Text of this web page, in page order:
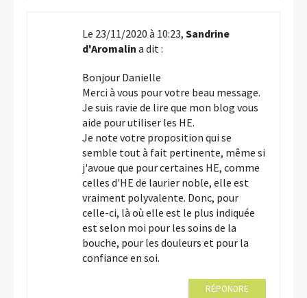
Le 23/11/2020 à 10:23, Sandrine
d'Aromalin a dit :
Bonjour Danielle
Merci à vous pour votre beau message.
Je suis ravie de lire que mon blog vous
aide pour utiliser les HE.
Je note votre proposition qui se
semble tout à fait pertinente, même si
j'avoue que pour certaines HE, comme
celles d'HE de laurier noble, elle est
vraiment polyvalente. Donc, pour
celle-ci, là où elle est le plus indiquée
est selon moi pour les soins de la
bouche, pour les douleurs et pour la
confiance en soi.
RÉPONDRE